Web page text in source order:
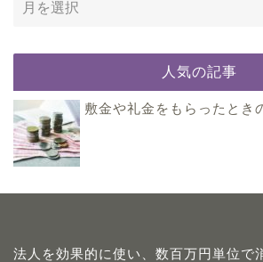
人気の記事
敷金や礼金をもらったとき
法人を効果的に使い、数百万円単位で